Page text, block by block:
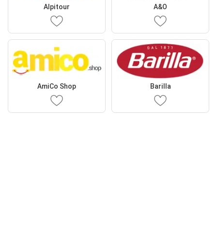
Alpitour A&O
AmiCo Shop Barilla